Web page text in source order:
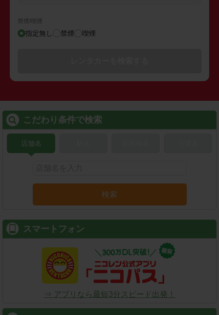
禁煙/喫煙
指定無し 禁煙 喫煙
こだわり条件で検索
店舗名
検索
スマートフォン
⇒ アプリなら最短3分スピード出発！